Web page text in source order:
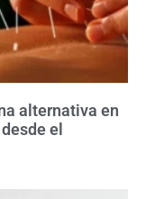
alternativa en
el